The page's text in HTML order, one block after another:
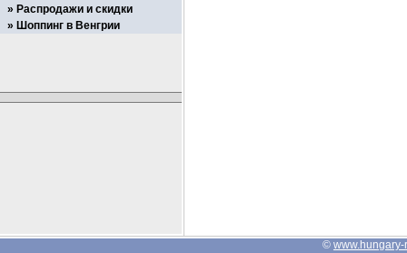
Распродажи и скидки
Шоппинг в Венгрии
© www.hungary-